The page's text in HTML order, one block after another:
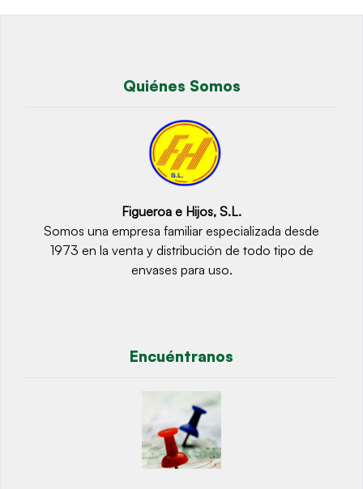
Quiénes Somos
Figueroa e Hijos, S.L.
Somos una empresa familiar especializada desde
1973 en la venta y distribución de todo tipo de
envases para uso.
Encuéntranos